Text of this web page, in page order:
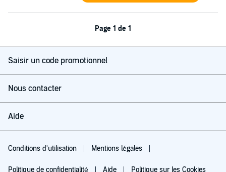
Page 1 de 1
Saisir un code promotionnel
Nous contacter
Aide
Conditions d'utilisation Mentions légales
Politique de confidentialité Aide Politique sur les Cookies